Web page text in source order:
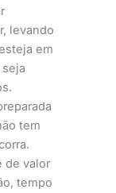
levando
em
tem
de valor
tempo